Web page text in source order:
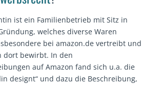
ist ein Familienbetrieb mit Sitz in
welches diverse Waren
bei amazon.de vertreibt und
dort bewirbt. In den
auf Amazon fand sich u.a. die
designt“ und dazu die Beschreibung,